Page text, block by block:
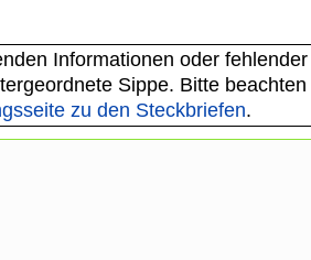
Informationen oder
Sippe. Bitte
zu den Steckbriefen.